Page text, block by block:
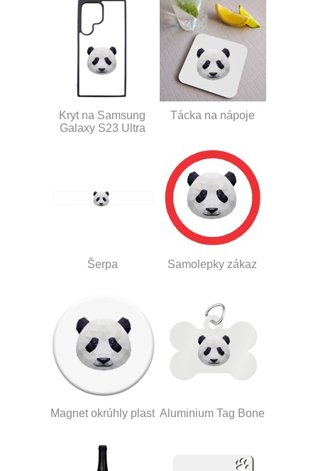
Kryt na Samsung
Galaxy S23 Ultra
Tácka na nápoje
Šerpa Samolepky zákaz
Magnet okrúhly plast Aluminium Tag Bone